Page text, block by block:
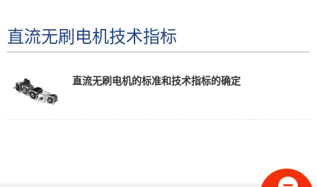
直流无刷电机技术指标
直流无刷电机的标准和技术指标的确定